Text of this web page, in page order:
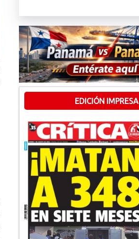
EDICIÓN IMPRESA